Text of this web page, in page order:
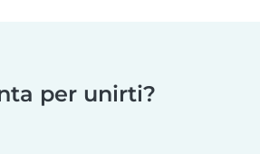
per unirti?